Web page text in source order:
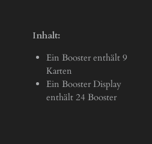
Inhalt:
Ein Booster enthält 9
Karten
Ein Booster Display
enthält 24 Booster